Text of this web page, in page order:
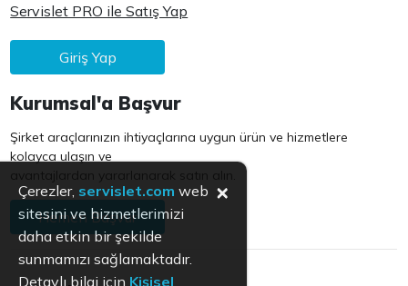
Servislet PRO ile Satış Yap
Giriş Yap
Kurumsal'a Başvur
Şirket araçlarınızın ihtiyaçlarına uygun ürün ve hizmetlere
kolayca ulaşın ve
avantajlardan yararlanarak satın alın.
Hemen Başvur
Çerezler, servislet.com web
sitesini ve hizmetlerimizi
daha etkin bir şekilde
sunmamızı sağlamaktadır.
Detaylı bilgi için Kişisel
×